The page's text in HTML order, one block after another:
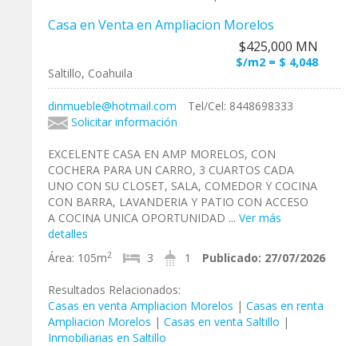
Casa en Venta en Ampliacion Morelos
$425,000 MN
$/m2 = $ 4,048
Saltillo, Coahuila
dinmueble@hotmail.com
Tel/Cel: 8448698333
Solicitar información
EXCELENTE CASA EN AMP MORELOS, CON
COCHERA PARA UN CARRO, 3 CUARTOS CADA
UNO CON SU CLOSET, SALA, COMEDOR Y COCINA
CON BARRA, LAVANDERIA Y PATIO CON ACCESO
A COCINA UNICA OPORTUNIDAD ... Ver más
detalles
Área: 105m2 3 1 Publicado: 27/07/2026
Resultados Relacionados:
Casas en venta Ampliacion Morelos | Casas en renta
Ampliacion Morelos | Casas en venta Saltillo |
Inmobiliarias en Saltillo